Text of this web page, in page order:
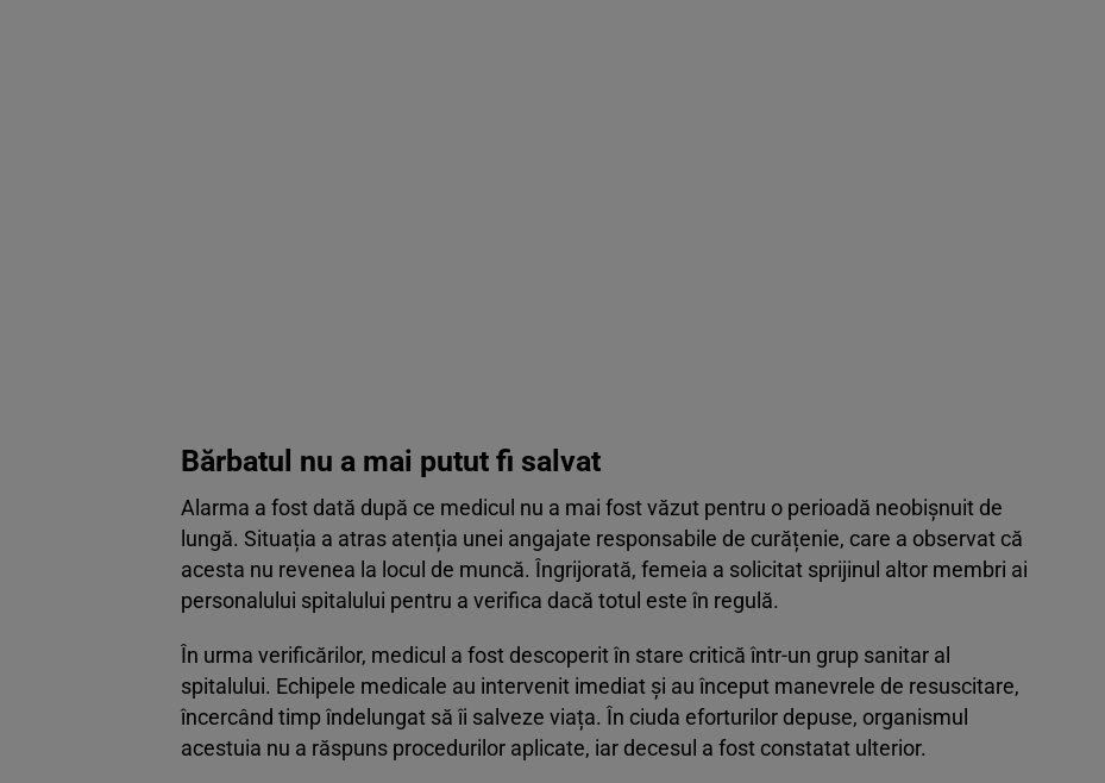
Bărbatul nu a mai putut fi salvat
Alarma a fost dată după ce medicul nu a mai fost văzut pentru o perioadă neobișnuit de
lungă. Situația a atras atenția unei angajate responsabile de curățenie, care a observat că
acesta nu revenea la locul de muncă. Îngrijorată, femeia a solicitat sprijinul altor membri ai
personalului spitalului pentru a verifica dacă totul este în regulă.
În urma verificărilor, medicul a fost descoperit în stare critică într-un grup sanitar al
spitalului. Echipele medicale au intervenit imediat și au început manevrele de resuscitare,
încercând timp îndelungat să îi salveze viața. În ciuda eforturilor depuse, organismul
acestuia nu a răspuns procedurilor aplicate, iar decesul a fost constatat ulterior.